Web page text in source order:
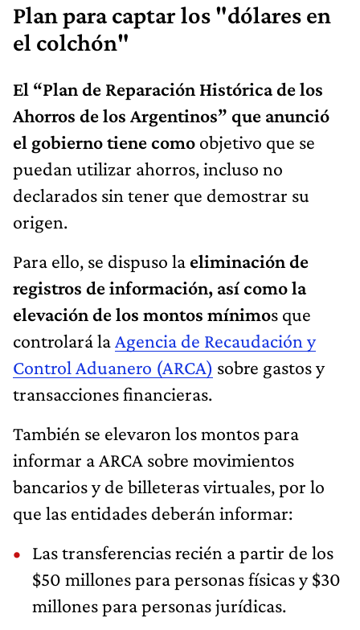
Plan para captar los "dólares en
el colchón"
El “Plan de Reparación Histórica de los
Ahorros de los Argentinos” que anunció
el gobierno tiene como objetivo que se
puedan utilizar ahorros, incluso no
declarados sin tener que demostrar su
origen.
Para ello, se dispuso la eliminación de
registros de información, así como la
elevación de los montos mínimos que
controlará la Agencia de Recaudación y
Control Aduanero (ARCA) sobre gastos y
transacciones financieras.
También se elevaron los montos para
informar a ARCA sobre movimientos
bancarios y de billeteras virtuales, por lo
que las entidades deberán informar:
Las transferencias recién a partir de los
$50 millones para personas físicas y $30
millones para personas jurídicas.